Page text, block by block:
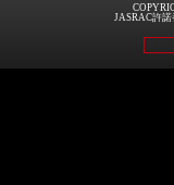
JASRAC許